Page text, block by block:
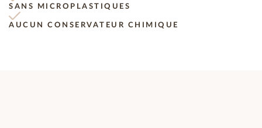
SANS MICROPLASTIQUES
AUCUN CONSERVATEUR CHIMIQUE